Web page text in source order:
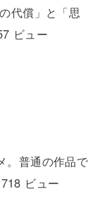
代償」と「思
ビュー
。普通の作品で
ビュー